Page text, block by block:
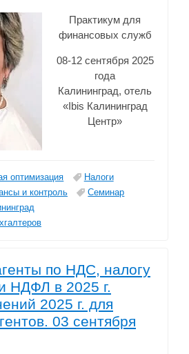
Практикум для
финансовых служб
08-12 сентября 2025
года
Калининград, отель
«Ibis Калининград
Центр»
оптимизация
Налоги
и контроль
Семинар
по НДС, налогу
НДФЛ в 2025 г.
2025 г. для
03 сентября